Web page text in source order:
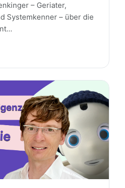
– Geriater,
Systemkenner – über die